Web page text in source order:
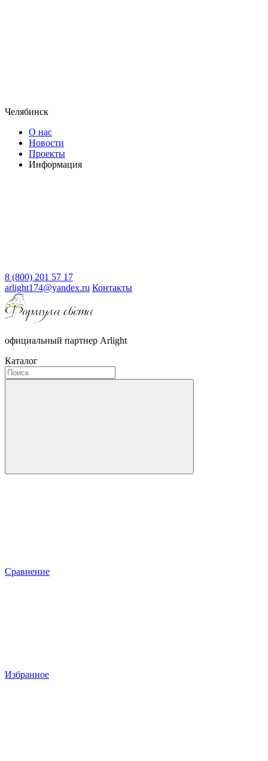
Челябинск
О нас
Новости
Проекты
Информация
8 (800) 201 57 17
arlight174@yandex.ru Контакты
официальный партнер Arlight
Каталог
Сравнение
Избранное